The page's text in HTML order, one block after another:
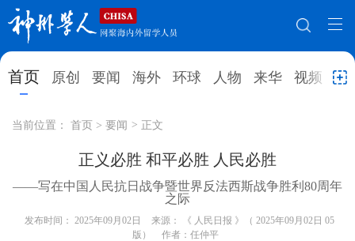
首页 原创 要闻 海外 环球 人物 来华 视频 教
网站地图
首页 原创
人物 来华
教育 就业创业 合作办学 直播访谈
留学 人才 学术 观点
当前位置： 首页 > 要闻 > 正文
正义必胜 和平必胜 人民必胜
——写在中国人民抗日战争暨世界反法西斯战争胜利80周年
之际
发布时间： 2025年09月02日
来源： 《 人民日报 》（ 2025年09月02日 05
版）
作者：任仲平